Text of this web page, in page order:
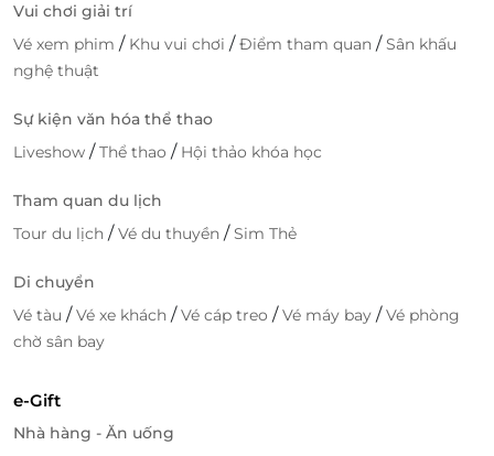
Vui chơi giải trí
Vé xem phim / Khu vui chơi /Điểm tham quan /Sân khấu
nghệ thuật
Sự kiện văn hóa thể thao
Liveshow /Thể thao / Hội thảo khóa học
Tham quan du lịch
Tour du lịch /Vé du thuyền /Sim Thẻ
Di chuyển
Vé tàu /Vé xe khách /Vé cáp treo /Vé máy bay /Vé phòng
chờ sân bay
e-Gift
Nhà hàng - Ăn uống